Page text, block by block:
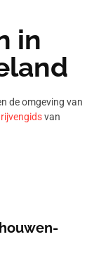
in
de omgeving van
van